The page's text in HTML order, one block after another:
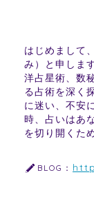
はじめまして
み）と申しま
洋占星術、数
る占術を深く
に迷い、不安
時、占いはあ
を切り開くた
BLOG：